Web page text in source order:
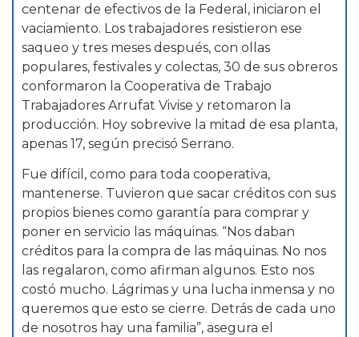
centenar de efectivos de la Federal, iniciaron el
vaciamiento. Los trabajadores resistieron ese
saqueo y tres meses después, con ollas
populares, festivales y colectas, 30 de sus obreros
conformaron la Cooperativa de Trabajo
Trabajadores Arrufat Vivise y retomaron la
producción. Hoy sobrevive la mitad de esa planta,
apenas 17, según precisó Serrano.
Fue difícil, como para toda cooperativa,
mantenerse. Tuvieron que sacar créditos con sus
propios bienes como garantía para comprar y
poner en servicio las máquinas. “Nos daban
créditos para la compra de las máquinas. No nos
las regalaron, como afirman algunos. Esto nos
costó mucho. Lágrimas y una lucha inmensa y no
queremos que esto se cierre. Detrás de cada uno
de nosotros hay una familia”, asegura el